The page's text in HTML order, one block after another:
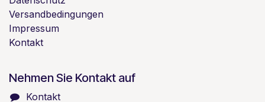
Versandbedingungen
Impressum
Kontakt
Nehmen Sie Kontakt auf
Kontakt